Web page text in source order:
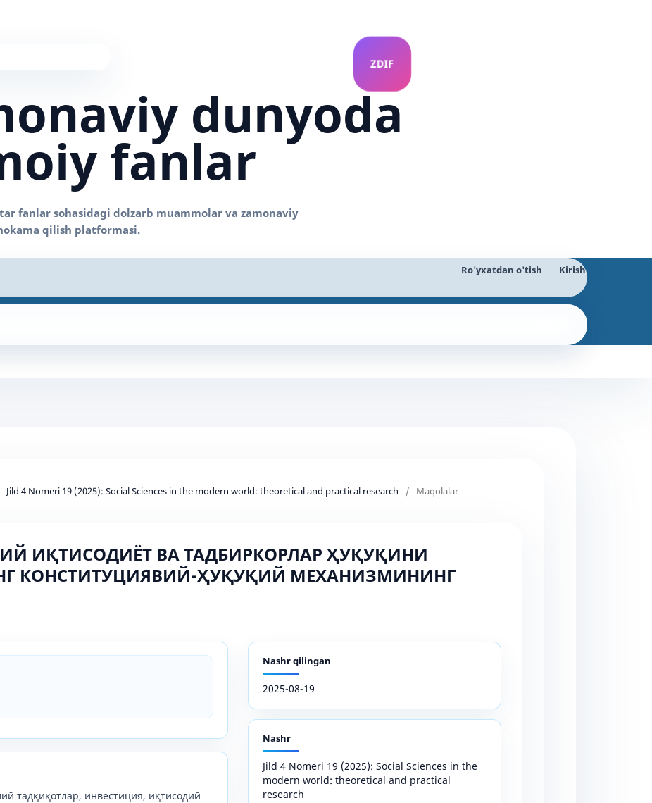
dunyoda
fanlar
Ro'yxatdan o'tish Kirish
Jild 4 Nomeri 19 (2025): Social Sciences in the modern world: theoretical and practical research / Maqolalar
ИҚТИСОДИЁТ ВА ТАДБИРКОРЛАР ҲУҚУҚИНИ
КОНСТИТУЦИЯВИЙ-ҲУҚУҚИЙ МЕХАНИЗМИНИНГ
тадқиқотлар, инвестиция, иқтисодий
Nashr qilingan
2025-08-19
Nashr
Jild 4 Nomeri 19 (2025): Social Sciences in the
modern world: theoretical and practical
research